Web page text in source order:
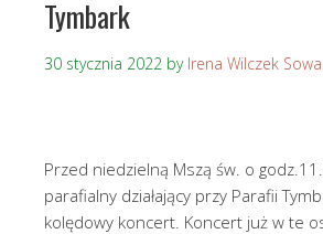
Tymbark
30 stycznia 2022 by Irena Wilczek Sowa
Przed niedzielną Mszą św. o
parafialny działający przy Parafii
kolędowy koncert. Koncert już w te